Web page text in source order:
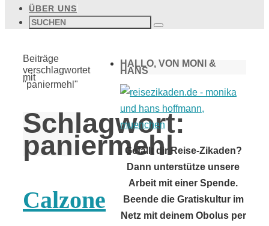
ÜBER UNS
Suchen
nach: Suchen
Start
Beiträge
verschlagwortet
mit
"paniermehl"
Schlagwort:
paniermehl
Calzone
HALLO, VON MONI &
HANS
Gefällt dir Reise-Zikaden?
Dann unterstütze unsere
Arbeit mit einer Spende.
Beende die Gratiskultur im
Netz mit deinem Obolus per